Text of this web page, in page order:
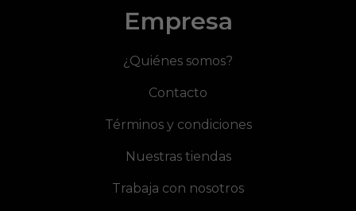
Empresa
¿Quiénes somos?
Contacto
Términos y condiciones
Nuestras tiendas
Trabaja con nosotros